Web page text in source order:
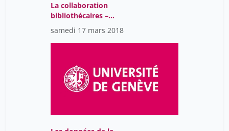
La collaboration
bibliothécaires –
chercheurs au cœur des
projets d’humanités
numériques
samedi 17 mars 2018